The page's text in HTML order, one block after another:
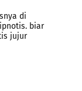
di
biar
jujur